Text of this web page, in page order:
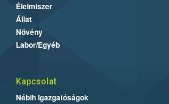
Élelmiszer
Állat
Növény
Labor/Egyéb
Kapcsolat
Nébih Igazgatóságok